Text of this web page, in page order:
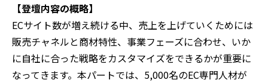
【登壇内容の概略】
ECサイト数が増え続ける中、売上を上げていくためには
販売チャネルと商材特性、事業フェーズに合わせ、いか
に自社に合った戦略をカスタマイズをできるかが重要に
なってきます。本パートでは、5,000名のEC専門人材が